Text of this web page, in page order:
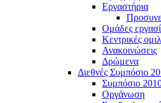
Εργαστήρια
Ομάδες
Κεντρικές
Ανακοινώσεις
Δρώμενα
Διεθνές Συμπόσιο
Συμπόσιο
Οργάνωση